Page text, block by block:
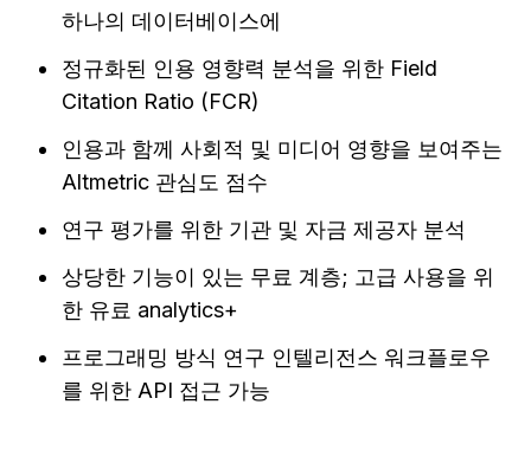
하나의 데이터베이스에
정규화된 인용 영향력 분석을 위한 Field
Citation Ratio (FCR)
인용과 함께 사회적 및 미디어 영향을 보여주는
Altmetric 관심도 점수
연구 평가를 위한 기관 및 자금 제공자 분석
상당한 기능이 있는 무료 계층; 고급 사용을 위
한 유료 analytics+
프로그래밍 방식 연구 인텔리전스 워크플로우
를 위한 API 접근 가능